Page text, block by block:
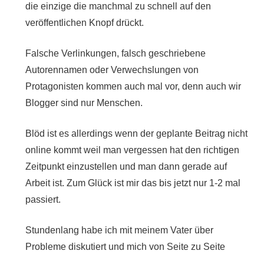
die einzige die manchmal zu schnell auf den
veröffentlichen Knopf drückt.
Falsche Verlinkungen, falsch geschriebene
Autorennamen oder Verwechslungen von
Protagonisten kommen auch mal vor, denn auch wir
Blogger sind nur Menschen.
Blöd ist es allerdings wenn der geplante Beitrag nicht
online kommt weil man vergessen hat den richtigen
Zeitpunkt einzustellen und man dann gerade auf
Arbeit ist. Zum Glück ist mir das bis jetzt nur 1-2 mal
passiert.
Stundenlang habe ich mit meinem Vater über
Probleme diskutiert und mich von Seite zu Seite